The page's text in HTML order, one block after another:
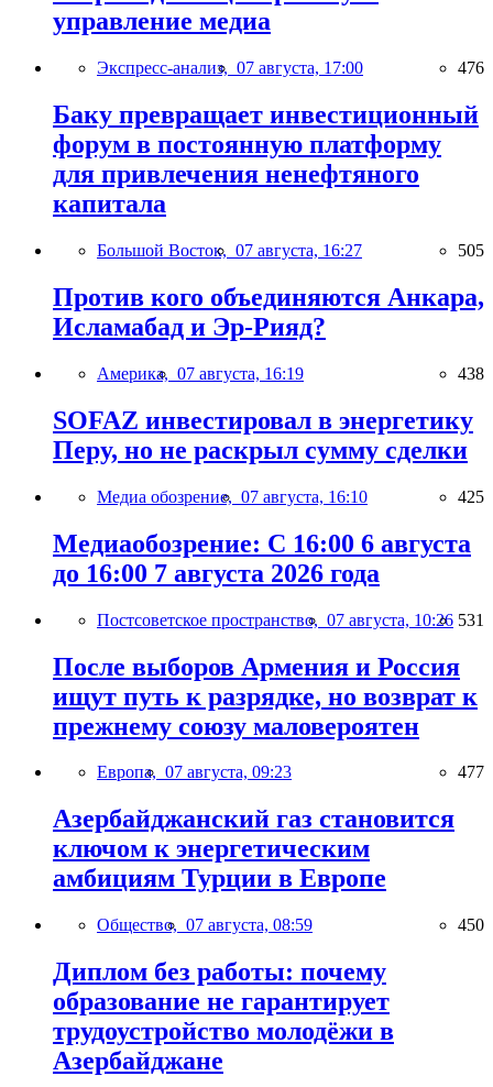
управление медиа
Экспресс-анализ, 07 августа, 17:00 476
Баку превращает инвестиционный
форум в постоянную платформу
для привлечения ненефтяного
капитала
Большой Восток, 07 августа, 16:27 505
Против кого объединяются Анкара,
Исламабад и Эр-Рияд?
Америка, 07 августа, 16:19 438
SOFAZ инвестировал в энергетику
Перу, но не раскрыл сумму сделки
Медиа обозрение, 07 августа, 16:10 425
Медиаобозрение: С 16:00 6 августа
до 16:00 7 августа 2026 года
Постсоветское пространство, 07 августа, 10:26 531
После выборов Армения и Россия
ищут путь к разрядке, но возврат к
прежнему союзу маловероятен
Европа, 07 августа, 09:23 477
Азербайджанский газ становится
ключом к энергетическим
амбициям Турции в Европе
Общество, 07 августа, 08:59 450
Диплом без работы: почему
образование не гарантирует
трудоустройство молодёжи в
Азербайджане